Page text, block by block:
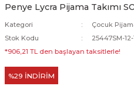
Mayo
Penye Lycra Pijama Takımı
Kategori
Çocuk
Stok Kodu
25447SM-12-
*906,21 TL den başlayan taksitlerle!
%29 İNDİRİM